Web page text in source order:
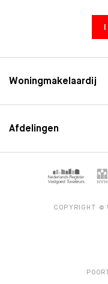
Woningmakelaardij
Afdelingen
COPYRIGHT ©